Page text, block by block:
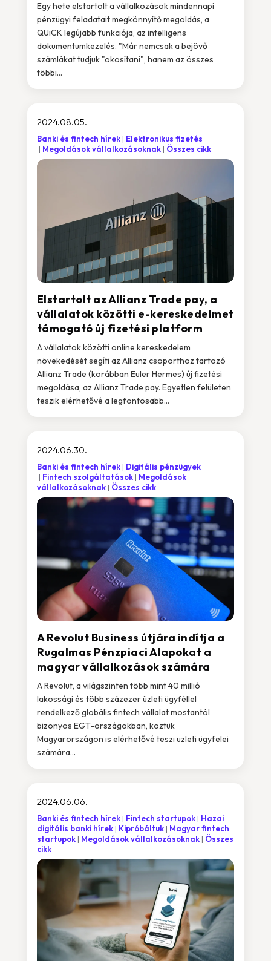
Egy hete elstartolt a vállalkozások mindennapi
pénzügyi feladatait megkönnyítő megoldás, a
QUiCK legújabb funkciója, az intelligens
dokumentumkezelés. "Már nemcsak a bejövő
számlákat tudjuk "okosítani", hanem az összes
többi...
Elstartolt az Allianz Trade pay, a
vállalatok közötti e-kereskedelmet
támogató új fizetési platform
2024.08.05.
Banki és fintech hírek
Elektronikus fizetés
Megoldások vállalkozásoknak
Összes cikk
A vállalatok közötti online kereskedelem
növekedését segíti az Allianz csoporthoz tartozó
Allianz Trade (korábban Euler Hermes) új fizetési
megoldása, az Allianz Trade pay. Egyetlen felületen
teszik elérhetővé a legfontosabb...
A Revolut Business útjára indítja a
Rugalmas Pénzpiaci Alapokat a
magyar vállalkozások számára
2024.06.30.
Banki és fintech hírek
Digitális pénzügyek
Fintech szolgáltatások
Megoldások
vállalkozásoknak
Összes cikk
A Revolut, a világszinten több mint 40 millió
lakossági és több százezer üzleti ügyféllel
rendelkező globális fintech vállalat mostantól
bizonyos EGT-országokban, köztük
Magyarországon is elérhetővé teszi üzleti ügyfelei
számára...
2024.06.06.
Banki és fintech hírek Fintech startupok
Hazai
digitális banki hírek
Kipróbáltuk
Magyar fintech
startupok
Megoldások vállalkozásoknak
Összes
cikk